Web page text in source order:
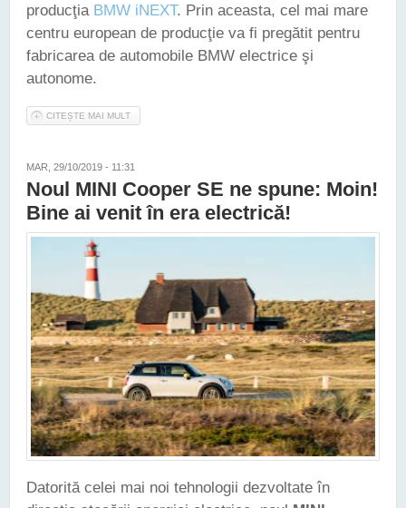
producţia BMW iNEXT. Prin aceasta, cel mai mare
centru european de producţie va fi pregătit pentru
fabricarea de automobile BMW electrice şi
autonome.
CITEȘTE MAI MULT
MAR, 29/10/2019 - 11:31
Noul MINI Cooper SE ne spune: Moin!
Bine ai venit în era electrică!
Datorită celei mai noi tehnologii dezvoltate în